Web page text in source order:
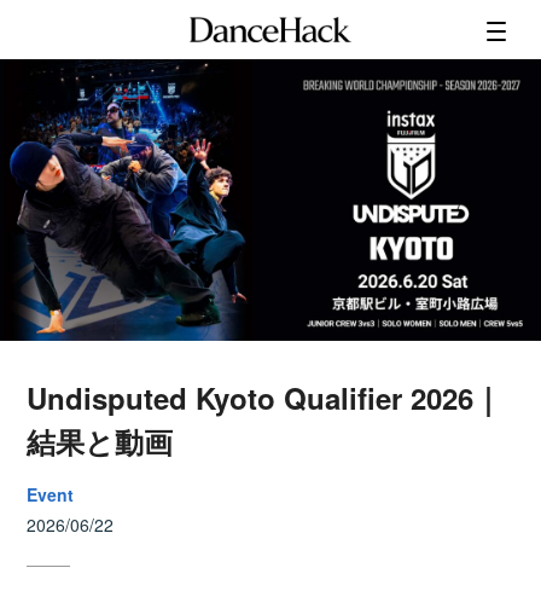
Undisputed Kyoto Qualifier 2026｜
結果と動画
Event
2026/06/22